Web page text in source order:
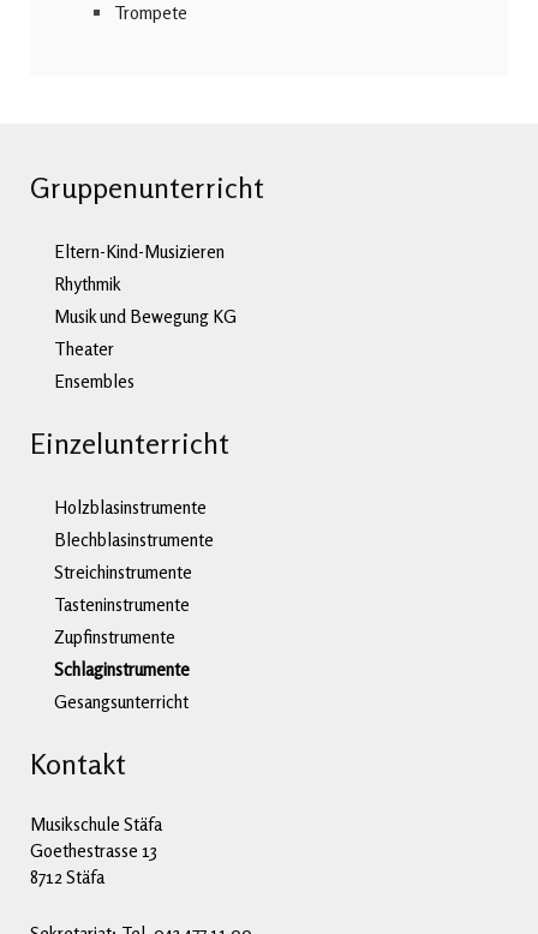
Trompete
Gruppenunterricht
Eltern-Kind-Musizieren
Rhythmik
Musik und Bewegung KG
Theater
Ensembles
Einzelunterricht
Holzblasinstrumente
Blechblasinstrumente
Streichinstrumente
Tasteninstrumente
Zupfinstrumente
Schlaginstrumente
Gesangsunterricht
Kontakt
Musikschule Stäfa
Goethestrasse 13
8712 Stäfa